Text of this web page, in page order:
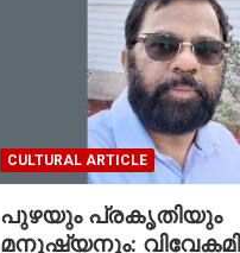
CULTURAL ARTICLE
പുഴയും പ്രകൃതിയും
മനുഷ്യനും: